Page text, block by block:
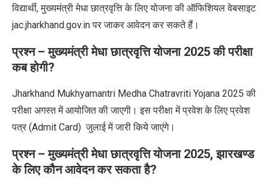
विद्यार्थी,मुख्यमंत्री मेधा छात्रवृत्ति के लिए योजना की ऑफिशियल वेबसाइट
jac.jharkhand.gov.inपर जाकर आवेदन कर सकते हैं।
प्रश्न – मुख्यमंत्री मेधा छात्रवृत्ति योजना 2025की परीक्षा
कब होगी?
Jharkhand Mukhyamantri Medha Chatravriti Yojana 2025 की
परीक्षा अगस्तमें आयोजित की जाएगी। इस परीक्षा में प्रवेश के लिए प्रवेश
पत्र (Admit Card) जुलाई मेंजारी किये जाएंगे।
प्रश्न – मुख्यमंत्री मेधा छात्रवृत्ति योजना 2025,झारखण्ड
के लिए कौन आवेदन कर सकता है?